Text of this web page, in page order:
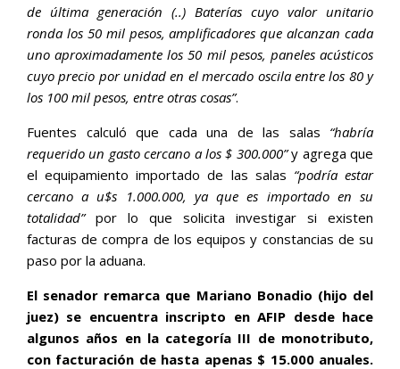
de última generación (..) Baterías cuyo valor unitario
ronda los 50 mil pesos, amplificadores que alcanzan cada
uno aproximadamente los 50 mil pesos, paneles acústicos
cuyo precio por unidad en el mercado oscila entre los 80 y
los 100 mil pesos, entre otras cosas”.
Fuentes calculó que cada una de las salas “habría
requerido un gasto cercano a los $ 300.000”y agrega que
el equipamiento importado de las salas “podría estar
cercano a u$s 1.000.000, ya que es importado en su
totalidad”por lo que solicita investigar si existen
facturas de compra de los equipos y constancias de su
paso por la aduana.
El senador remarca que Mariano Bonadio (hijo del
juez) se encuentra inscripto en AFIP desde hace
algunos años en la categoría III de monotributo,
con facturación de hasta apenas $ 15.000 anuales.